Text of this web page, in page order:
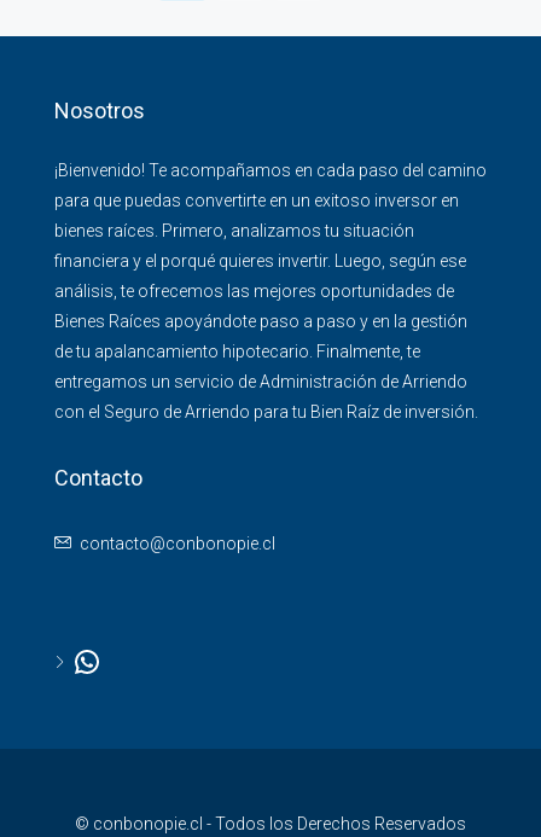
Nosotros
¡Bienvenido! Te acompañamos en cada paso del camino
para que puedas convertirte en un exitoso inversor en
bienes raíces. Primero, analizamos tu situación
financiera y el porqué quieres invertir. Luego, según ese
análisis, te ofrecemos las mejores oportunidades de
Bienes Raíces apoyándote paso a paso y en la gestión
de tu apalancamiento hipotecario. Finalmente, te
entregamos un servicio de Administración de Arriendo
con el Seguro de Arriendo para tu Bien Raíz de inversión.
Contacto
contacto@conbonopie.cl
© conbonopie.cl - Todos los Derechos Reservados